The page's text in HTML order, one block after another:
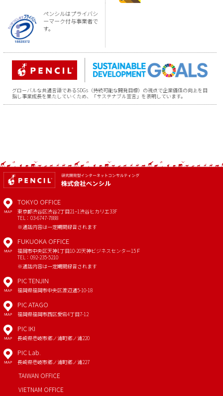
ペンシルはプライバシ
ーマーク付与事業者で
す。
グローバルな共通言語であるSDGs（持続可能な開発目標）の視点で企業価値の向上を目
指し事業成長を果たしていくため、「サステナブル宣言」を表明しています。
MAP
TOKYO OFFICE
東京都渋谷区渋谷2丁目21−1渋谷ヒカリエ33F
TEL：03-6747-7888
※通話内容は一定期間録音されます
MAP
FUKUOKA OFFICE
福岡市中央区天神1丁目10-20天神ビジネスセンター15Ｆ
TEL：092-235-5210
※通話内容は一定期間録音されます
MAP
PIC TENJIN
福岡県福岡市中央区渡辺通5-10-18
MAP
PIC ATAGO
福岡県福岡市西区愛宕4丁目7-12
MAP
PIC IKI
長崎県壱岐市郷ノ浦町郷ノ浦220
MAP
PIC Lab.
長崎県壱岐市郷ノ浦町郷ノ浦227
TAIWAN OFFICE
VIETNAM OFFICE